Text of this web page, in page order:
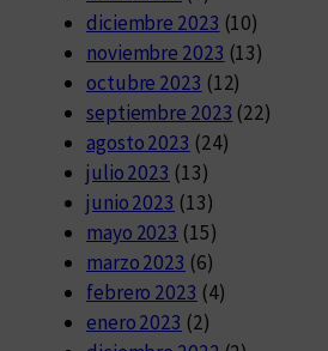
diciembre 2023 (10)
noviembre 2023 (13)
octubre 2023 (12)
septiembre 2023 (22)
agosto 2023 (24)
julio 2023 (13)
junio 2023 (13)
mayo 2023 (15)
marzo 2023 (6)
febrero 2023 (4)
enero 2023 (2)